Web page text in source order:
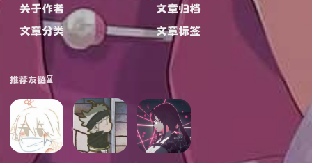
关于作者
文章归档
文章分类
文章标签
推荐友链⌛